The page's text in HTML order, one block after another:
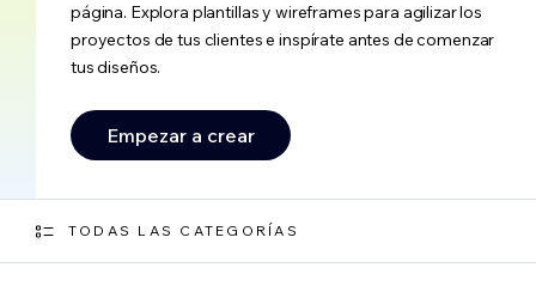
página. Explora plantillas y wireframes para agilizar los
proyectos de tus clientes e inspírate antes de comenzar
tus diseños.
Empezar a crear
TODAS LAS CATEGORÍAS